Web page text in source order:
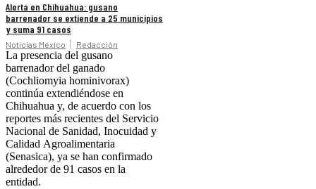
Alerta en Chihuahua: gusano
barrenador se extiende a 25 municipios
y suma 91 casos
Noticias México Redacción
La presencia del gusano
barrenador del ganado
(Cochliomyia hominivorax)
continúa extendiéndose en
Chihuahua y, de acuerdo con los
reportes más recientes del Servicio
Nacional de Sanidad, Inocuidad y
Calidad Agroalimentaria
(Senasica), ya se han confirmado
alrededor de 91 casos en la
entidad.